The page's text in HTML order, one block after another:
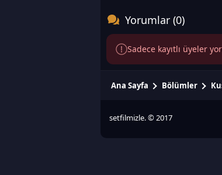
Yorumlar (0)
Sadece kayıtlı üyeler
Ana Sayfa Bölümler
setfilmizle. © 2017